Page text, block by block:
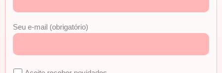
Seu e-mail (obrigatório)